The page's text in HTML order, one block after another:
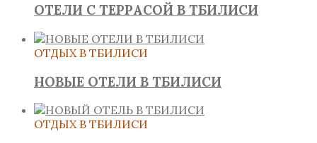
ОТЕЛИ С ТЕРРАСОЙ В ТБИЛИСИ
ОТДЫХ В ТБИЛИСИ
НОВЫЕ ОТЕЛИ В ТБИЛИСИ
ОТДЫХ В ТБИЛИСИ